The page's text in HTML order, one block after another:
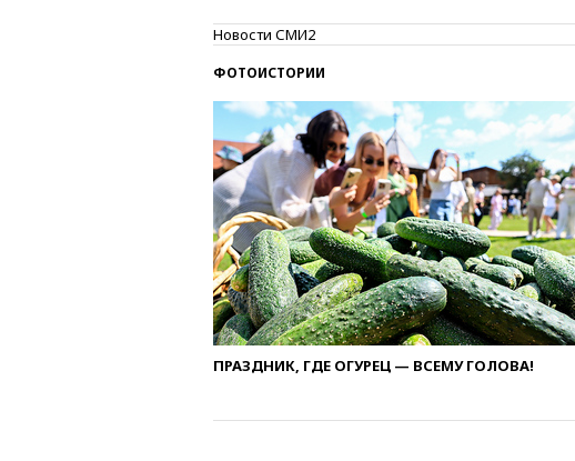
Новости СМИ2
ФОТОИСТОРИИ
ПРАЗДНИК, ГДЕ ОГУРЕЦ — ВСЕМУ ГОЛОВА!